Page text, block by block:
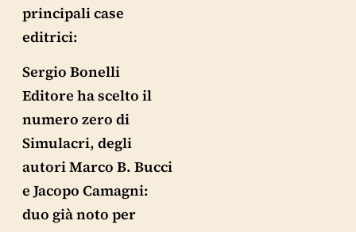
principali case
editrici:
Sergio Bonelli
Editore ha scelto il
numero zero di
Simulacri, degli
autori Marco B. Bucci
e Jacopo Camagni:
duo già noto per